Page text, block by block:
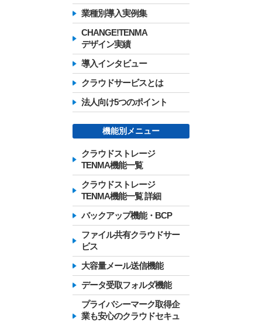
業種別導入実例集
CHANGE!TENMA
デザイン実績
導入インタビュー
クラウドサービスとは
法人向け5つのポイント
機能別メニュー
クラウドストレージ
TENMA機能一覧
クラウドストレージ
TENMA機能一覧 詳細
バックアップ機能・BCP
ファイル共有クラウドサー
ビス
大容量メール送信機能
データ受取フォルダ機能
プライバシーマーク取得企
業も安心のクラウドセキュ